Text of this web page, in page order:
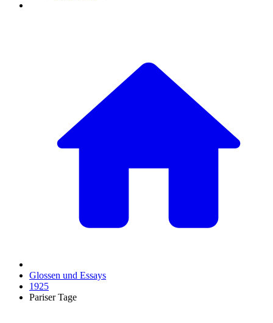
Glossen und Essays
1925
Pariser Tage